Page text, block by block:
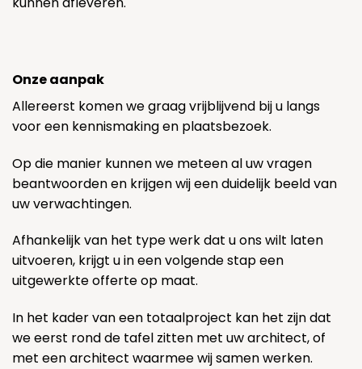
Onze aanpak
Allereerst komen we graag vrijblijvend bij u langs
voor een kennismaking en plaatsbezoek.
Op die manier kunnen we meteen al uw vragen
beantwoorden en krijgen wij een duidelijk beeld van
uw verwachtingen.
Afhankelijk van het type werk dat u ons wilt laten
uitvoeren, krijgt u in een volgende stap een
uitgewerkte offerte op maat.
In het kader van een totaalproject kan het zijn dat
we eerst rond de tafel zitten met uw architect, of
met een architect waarmee wij samen werken.